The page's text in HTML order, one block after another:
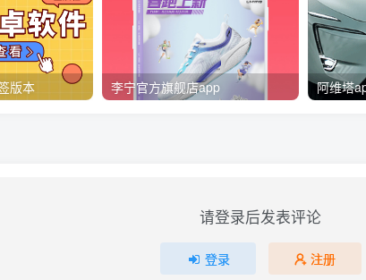
版本 李宁官方旗舰店app 阿维塔
请登录后发表评论
登录 注册